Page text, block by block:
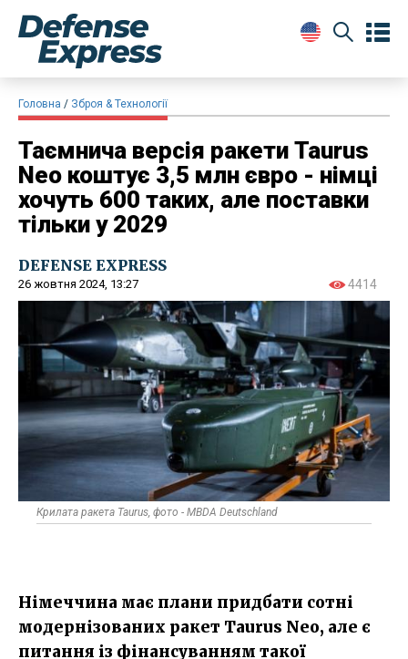
Головна Зброя & Технології
Таємнича версія ракети Taurus
Neo коштує 3,5 млн євро - німці
хочуть 600 таких, але поставки
тільки у 2029
DEFENSE EXPRESS
26 жовтня 2024, 13:27 4414
Крилата ракета Taurus, фото - MBDA Deutschland
Німеччина має плани придбати сотні
модернізованих ракет Taurus Neo, але є
питання із фінансуванням такої